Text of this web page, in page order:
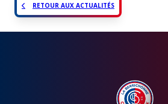
RETOUR AUX ACTUALITÉS